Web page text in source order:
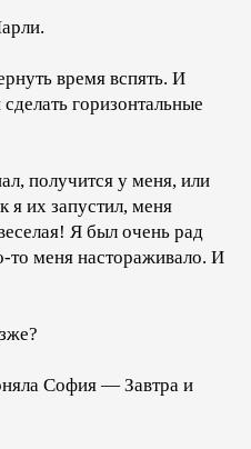
время вспять. И
горизонтальные
получится у меня, или
я их запустил, меня
Я был очень рад
то меня настораживало. И
София — Завтра и